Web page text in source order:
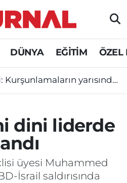
DÜNYA EĞİTİM ÖZEL
yarısından fazlası ikili anlaşmazlıklardan!
dini liderde
üyesi Muhammed
İsrail saldırısında
ve Fikstür